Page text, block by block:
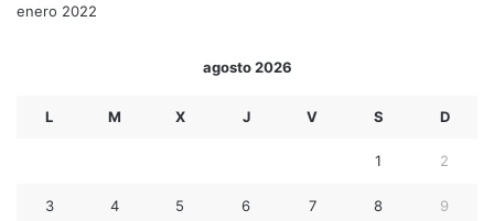
enero 2022
agosto 2026
L M X J V S D
1 2
3 4 5 6 7 8 9